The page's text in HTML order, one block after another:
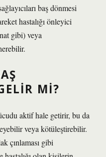
baş dönmesi
hastalığı önleyici
gibi) veya
MI?
aktif hale getirir, bu da
veya kötüleştirebilir.
çınlaması gibi